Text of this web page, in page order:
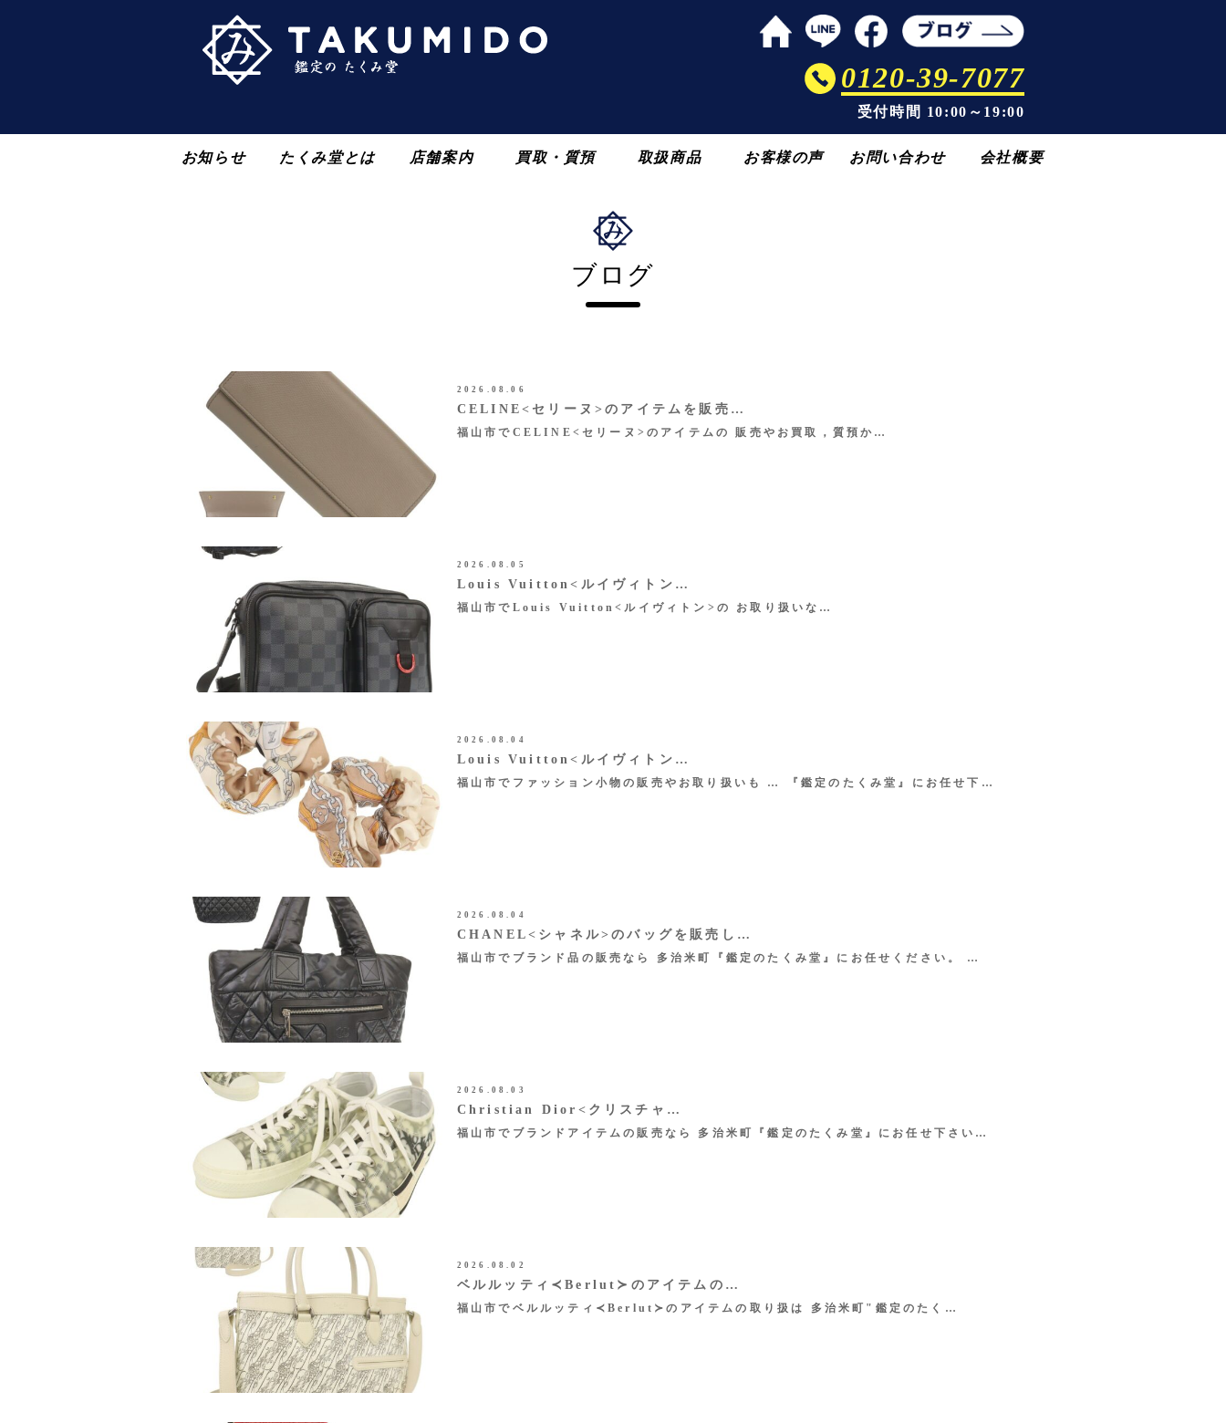
0120-39-7077
受付時間 10:00～19:00
お知らせ たくみ堂とは 店舗案内 買取・質預 取扱商品 お客様の声 お問い合わせ 会社概要
ブログ
2026.08.06
CELINE<セリーヌ>のアイテムを販売…
福山市でCELINE<セリーヌ>のアイテムの 販売やお買取，質預か…
2026.08.05
Louis Vuitton<ルイヴィトン…
福山市でLouis Vuitton<ルイヴィトン>の お取り扱いな…
2026.08.04
Louis Vuitton<ルイヴィトン…
福山市でファッション小物の販売やお取り扱いも … 『鑑定のたくみ堂』にお任せ下…
2026.08.04
CHANEL<シャネル>のバッグを販売し…
福山市でブランド品の販売なら 多治米町『鑑定のたくみ堂』にお任せください。 …
2026.08.03
Christian Dior<クリスチャ…
福山市でブランドアイテムの販売なら 多治米町『鑑定のたくみ堂』にお任せ下さい…
2026.08.02
ベルルッティ≺Berlut≻のアイテムの…
福山市でベルルッティ≺Berlut≻のアイテムの取り扱は 多治米町"鑑定のたく…